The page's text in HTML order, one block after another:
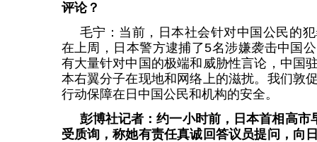
评论？
毛宁：当前，日本社会针对中国公民的
在上周，日本警方逮捕了5名涉嫌袭击中国
有大量针对中国的极端和威胁性言论，中国
本右翼分子在现地和网络上的滋扰。我们敦
行动保障在日中国公民和机构的安全。
彭博社记者：约一小时前，日本首相高
受质询，称她有责任真诚回答议员提问，向